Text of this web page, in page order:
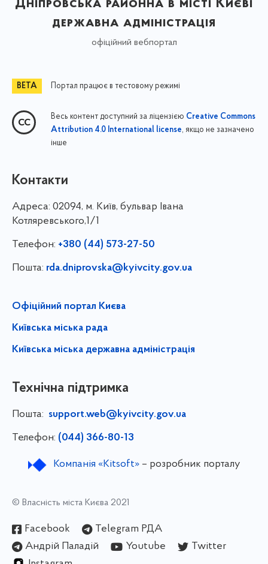
Дніпровська районна в місті Києві
державна адміністрація
офіційний вебпортал
Портал працює в тестовому режимі
Весь контент доступний за ліцензією Creative Commons
Attribution 4.0 International license, якщо не зазначено
інше
Контакти
Адреса: 02094, м. Київ, бульвар Івана
Котляревського,1/1
Телефон: +380 (44) 573-27-50
Пошта: rda.dniprovska@kyivcity.gov.ua
Офіційний портал Києва
Київська міська рада
Київська міська державна адміністрація
Технічна підтримка
Пошта: support.web@kyivcity.gov.ua
Телефон: (044) 366-80-13
Компанія «Kitsoft»– розробник порталу
© Власність міста Києва 2021
Facebook
Telegram РДА
Андрій Паладій
Youtube
Twitter